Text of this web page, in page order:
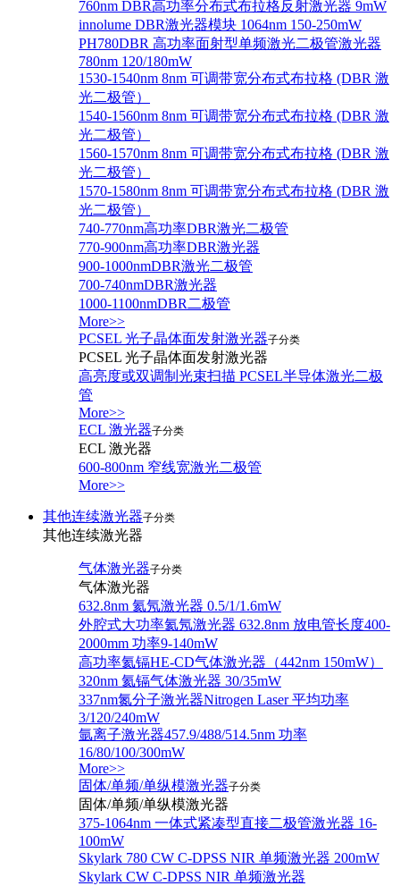
760nm DBR高功率分布式布拉格反射激光器 9mW
innolume DBR激光器模块 1064nm 150-250mW
PH780DBR 高功率面射型单频激光二极管激光器
780nm 120/180mW
1530-1540nm 8nm 可调带宽分布式布拉格 (DBR 激
光二极管）
1540-1560nm 8nm 可调带宽分布式布拉格 (DBR 激
光二极管）
1560-1570nm 8nm 可调带宽分布式布拉格 (DBR 激
光二极管）
1570-1580nm 8nm 可调带宽分布式布拉格 (DBR 激
光二极管）
740-770nm高功率DBR激光二极管
770-900nm高功率DBR激光器
900-1000nmDBR激光二极管
700-740nmDBR激光器
1000-1100nmDBR二极管
More>>
PCSEL 光子晶体面发射激光器子分类
PCSEL 光子晶体面发射激光器
高亮度或双调制光束扫描 PCSEL半导体激光二极
管
More>>
ECL 激光器子分类
ECL 激光器
600-800nm 窄线宽激光二极管
More>>
其他连续激光器子分类
其他连续激光器
气体激光器子分类
气体激光器
632.8nm 氦氖激光器 0.5/1/1.6mW
外腔式大功率氦氖激光器 632.8nm 放电管长度400-
2000mm 功率9-140mW
高功率氦镉HE-CD气体激光器（442nm 150mW）
320nm 氦镉气体激光器 30/35mW
337nm氮分子激光器Nitrogen Laser 平均功率
3/120/240mW
氩离子激光器457.9/488/514.5nm 功率
16/80/100/300mW
More>>
固体/单频/单纵模激光器子分类
固体/单频/单纵模激光器
375-1064nm 一体式紧凑型直接二极管激光器 16-
100mW
Skylark 780 CW C-DPSS NIR 单频激光器 200mW
Skylark CW C-DPSS NIR 单频激光器